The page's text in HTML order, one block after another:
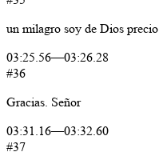
un milagro soy de Dios precio
03:25.56—03:26.28
#36
Gracias. Señor
03:31.16—03:32.60
#37